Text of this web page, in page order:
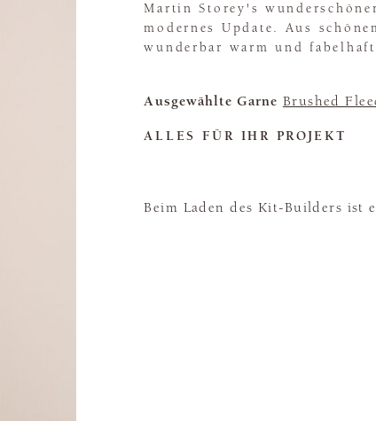
Martin Storey's
modernes Update. Aus
wunderbar warm und
Ausgewählte Garne Brushed
ALLES FÜR IHR PROJEKT
Beim Laden des Kit-Builders ist